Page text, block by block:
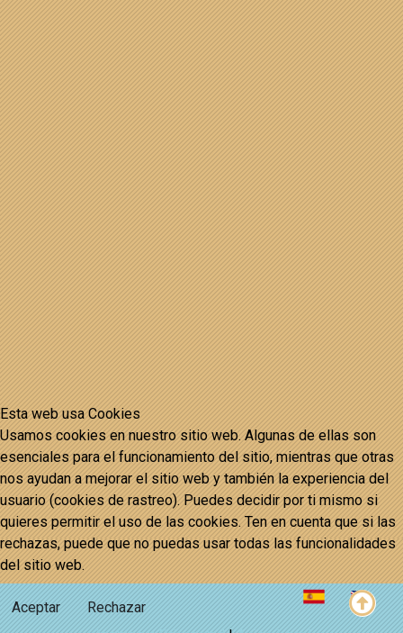
Esta web usa Cookies
Usamos cookies en nuestro sitio web. Algunas de ellas son
esenciales para el funcionamiento del sitio, mientras que otras
nos ayudan a mejorar el sitio web y también la experiencia del
usuario (cookies de rastreo). Puedes decidir por ti mismo si
quieres permitir el uso de las cookies. Ten en cuenta que si las
rechazas, puede que no puedas usar todas las funcionalidades
del sitio web.
Aceptar
Rechazar